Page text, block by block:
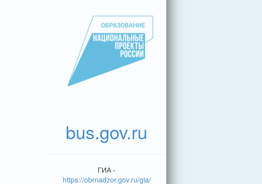
bus.gov.ru
ГИА -
https://obrnadzor.gov.ru/gia/